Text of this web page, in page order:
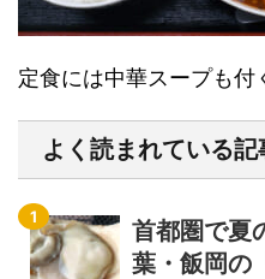
定食には中華スープも付
よく読まれている記
首都圏で
葉・飯岡の